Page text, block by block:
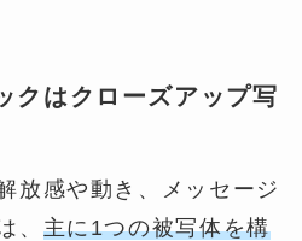
クはクローズアップ写
放感や動き、メッセージ
、 主に1つの被写体を構